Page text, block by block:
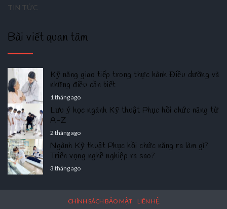
TIN TỨC
Bài viết quan tâm
Kỹ năng giao tiếp trong thực hành Điều dưỡng và
những điều cần biết
1 tháng ago
Lưu ý học ngành Kỹ thuật Phục hồi chức năng từ
A-Z
2 tháng ago
Ngành Kỹ thuật Phục hồi chức năng ra làm gì?
Triển vọng nghề nghiệp ra sao?
3 tháng ago
CHÍNH SÁCH BẢO MẬT LIÊN HỆ